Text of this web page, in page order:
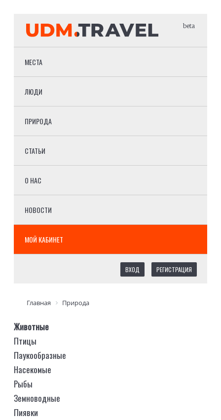
beta
МЕСТА
ЛЮДИ
ПРИРОДА
СТАТЬИ
О НАС
НОВОСТИ
МОЙ КАБИНЕТ
ВХОД РЕГИСТРАЦИЯ
Главная Природа
Животные
Птицы
Паукообразные
Насекомые
Рыбы
Земноводные
Пиявки